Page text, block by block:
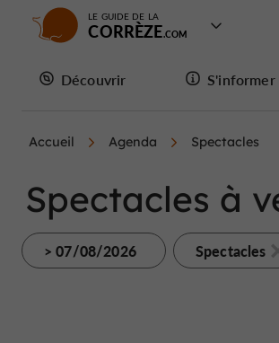
LE GUIDE DE LA
CORRÈZE
Découvrir S'informer
Accueil Agenda Spectacles
Spectacles à
> 07/08/2026 Spectacles